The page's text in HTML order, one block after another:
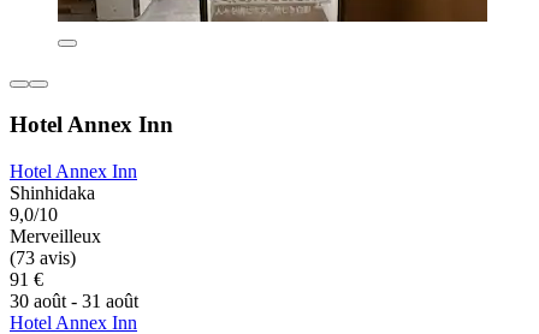
Hotel Annex Inn
Hotel Annex Inn
Shinhidaka
9,0/10
Merveilleux
(73 avis)
91 €
30 août - 31 août
Hotel Annex Inn